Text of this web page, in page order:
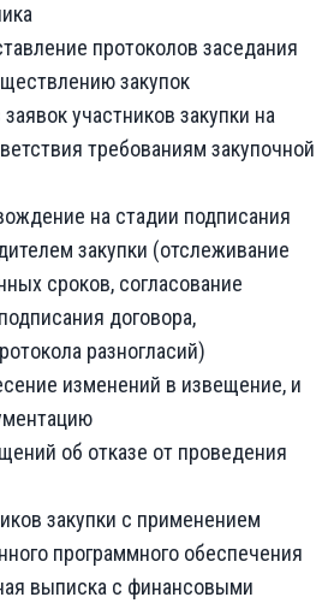
протоколов заседания
закупок
участников закупки на
требованиям закупочной
на стадии подписания
закупки (отслеживание
сроков, согласование
договора,
разногласий)
изменений в извещение, и
об отказе от проведения
закупки с применением
программного обеспечения
выписка с финансовыми